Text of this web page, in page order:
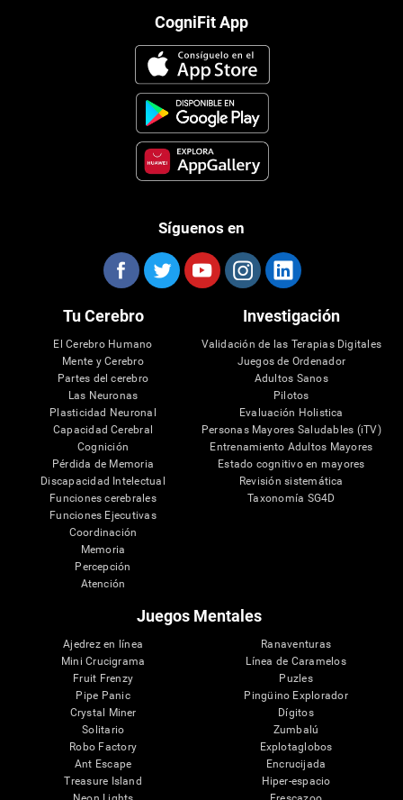
CogniFit App
Síguenos en
Tu Cerebro
El Cerebro Humano
Mente y Cerebro
Partes del cerebro
Las Neuronas
Plasticidad Neuronal
Capacidad Cerebral
Cognición
Pérdida de Memoria
Discapacidad Intelectual
Funciones cerebrales
Funciones Ejecutivas
Coordinación
Memoria
Percepción
Atención
Investigación
Validación de las Terapias Digitales
Juegos de Ordenador
Adultos Sanos
Pilotos
Evaluación Holistica
Personas Mayores Saludables (iTV)
Entrenamiento Adultos Mayores
Estado cognitivo en mayores
Revisión sistemática
Taxonomía SG4D
Juegos Mentales
Ajedrez en línea
Mini Crucigrama
Fruit Frenzy
Pipe Panic
Crystal Miner
Solitario
Robo Factory
Ant Escape
Treasure Island
Ranaventuras
Línea de Caramelos
Puzles
Pingüino Explorador
Dígitos
Zumbalú
Explotaglobos
Encrucijada
Hiper-espacio